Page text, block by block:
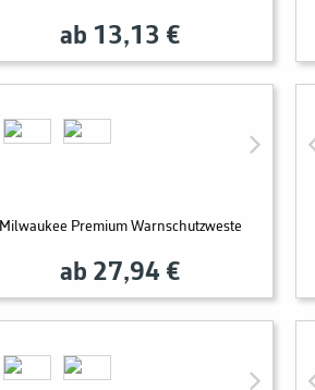
ab 13,13 €
Milwaukee Premium Warnschutzweste
ab 27,94 €